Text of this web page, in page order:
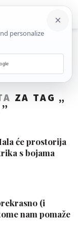
ZA TAG „
”
će prostorija
s bojama
(i
nam pomaže